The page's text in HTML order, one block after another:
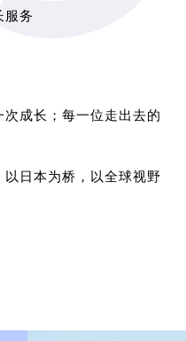
服务
次成长；每一位走出去的
日本为桥，以全球视野